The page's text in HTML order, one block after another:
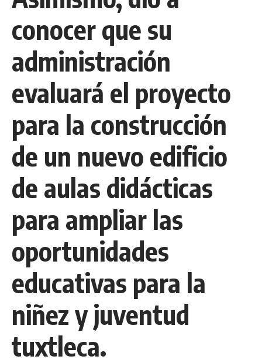
conocer que su
administración
evaluará el proyecto
para la construcción
de un nuevo edificio
de aulas didácticas
para ampliar las
oportunidades
educativas para la
niñez y juventud
tuxtleca.